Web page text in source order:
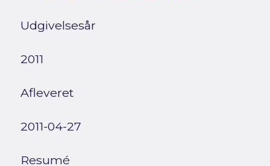
Udgivelsesår
2011
Afleveret
2011-04-27
Resumé